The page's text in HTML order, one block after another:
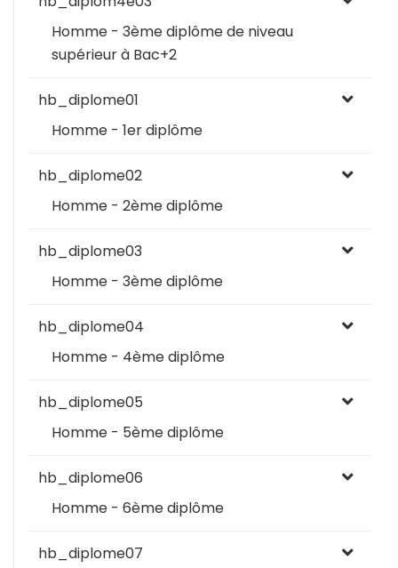
Homme - 3ème diplôme de niveau
supérieur à Bac+2
hb_diplome01
Homme - 1er diplôme
hb_diplome02
Homme - 2ème diplôme
hb_diplome03
Homme - 3ème diplôme
hb_diplome04
Homme - 4ème diplôme
hb_diplome05
Homme - 5ème diplôme
hb_diplome06
Homme - 6ème diplôme
hb_diplome07